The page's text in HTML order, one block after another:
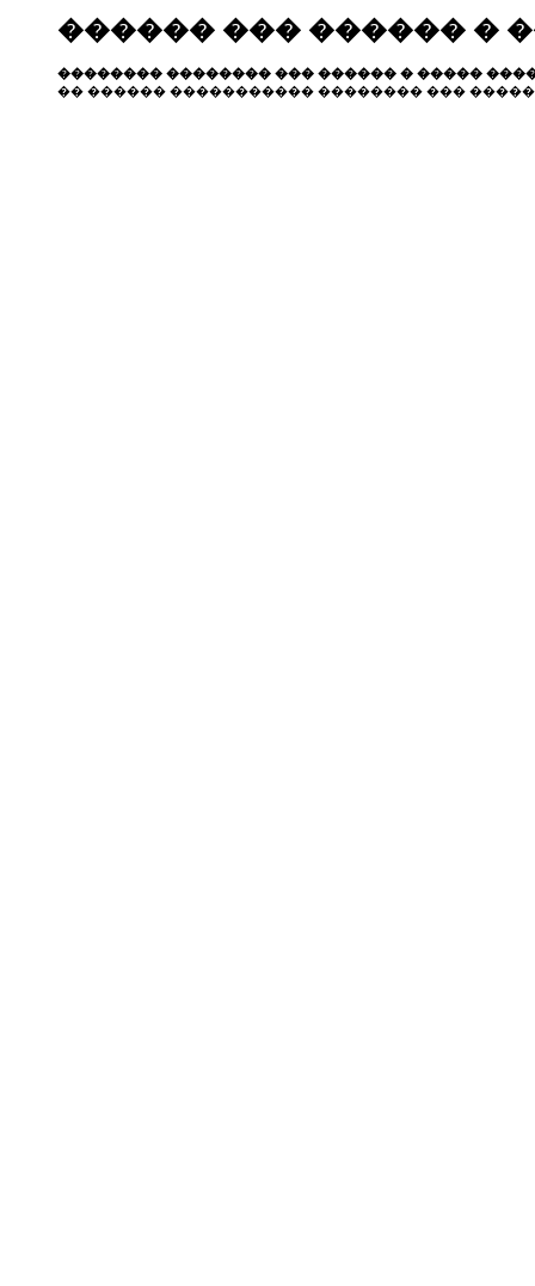
������ ��� ������ �
�������� �������� ��� ������ � �����
�� ������ ����������� �������� ���